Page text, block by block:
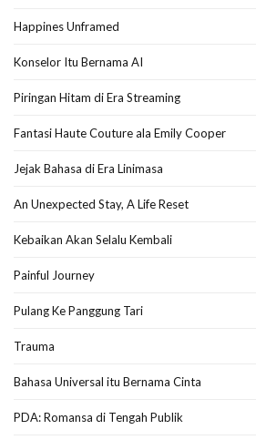
Happines Unframed
Konselor Itu Bernama AI
Piringan Hitam di Era Streaming
Fantasi Haute Couture ala Emily Cooper
Jejak Bahasa di Era Linimasa
An Unexpected Stay, A Life Reset
Kebaikan Akan Selalu Kembali
Painful Journey
Pulang Ke Panggung Tari
Trauma
Bahasa Universal itu Bernama Cinta
PDA: Romansa di Tengah Publik